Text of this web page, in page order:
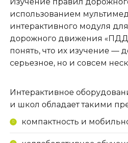
Изучение правил
использованием
интерактивного модуля
дорожного движения
понять, что их изучение —
серьезное, но и совсем
Интерактивное
и школ обладает такими
компактность и